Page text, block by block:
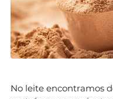
No leite encontramos